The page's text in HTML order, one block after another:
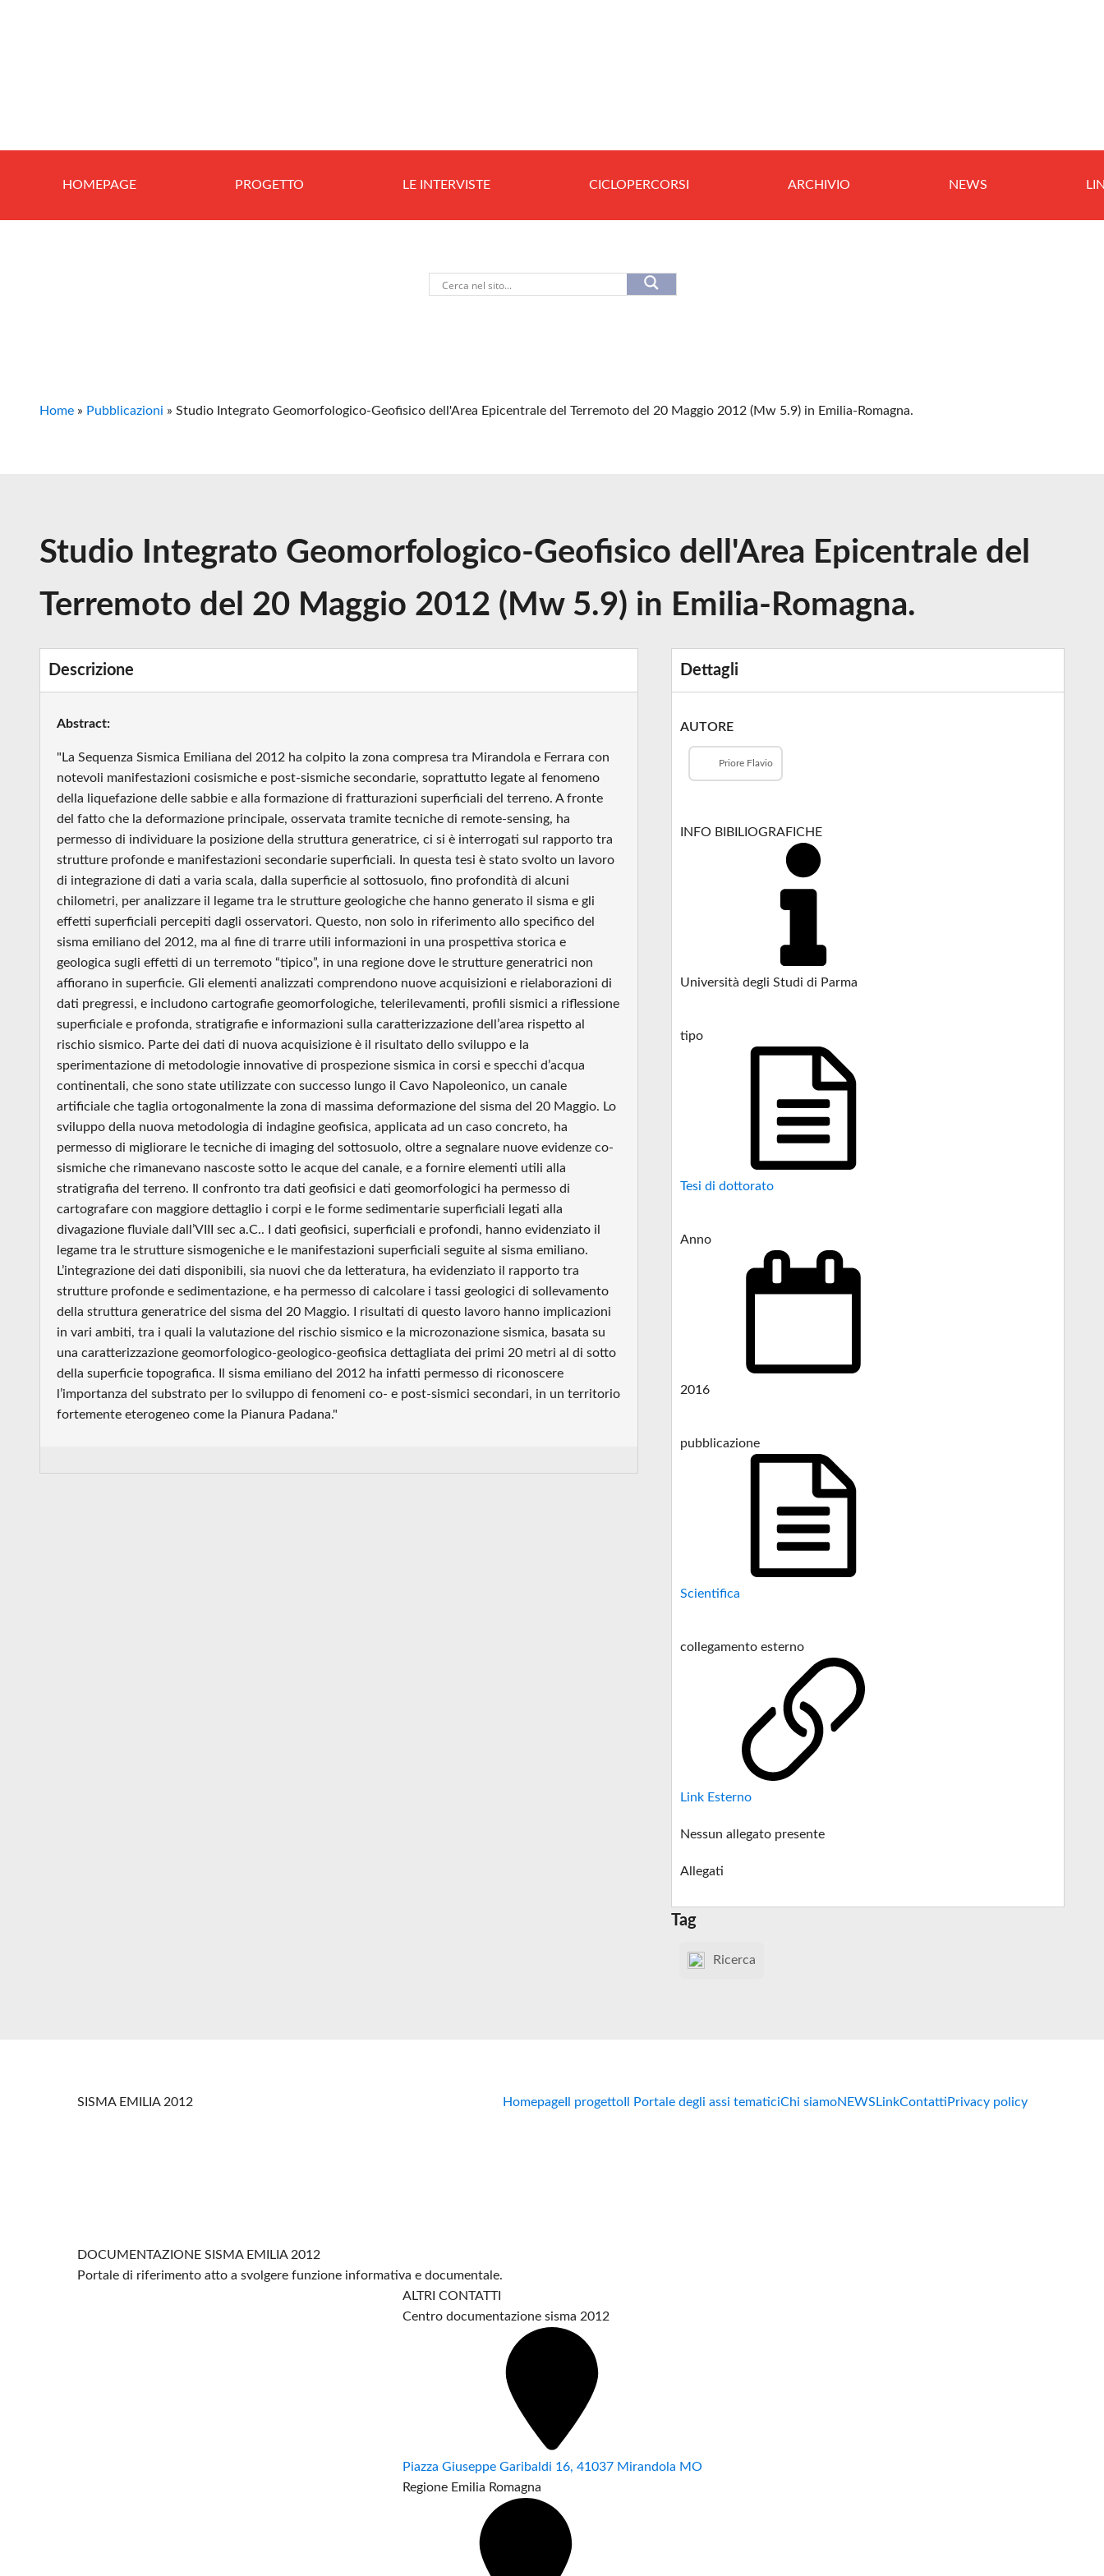
HOMEPAGE PROGETTO LE INTERVISTE CICLOPERCORSI ARCHIVIO NEWS
Home » Pubblicazioni » Studio Integrato Geomorfologico-Geofisico dell'Area Epicentrale del Terremoto del 20 Maggio 2012 (Mw 5.9) in Emilia-Romagna.
Studio Integrato Geomorfologico-Geofisico dell'Area Epicentrale del
Terremoto del 20 Maggio 2012 (Mw 5.9) in Emilia-Romagna.
Descrizione
Abstract:
"La Sequenza Sismica Emiliana del 2012 ha colpito la zona compresa tra Mirandola e Ferrara con
notevoli manifestazioni cosismiche e post-sismiche secondarie, soprattutto legate al fenomeno
della liquefazione delle sabbie e alla formazione di fratturazioni superficiali del terreno. A fronte
del fatto che la deformazione principale, osservata tramite tecniche di remote-sensing, ha
permesso di individuare la posizione della struttura generatrice, ci si è interrogati sul rapporto tra
strutture profonde e manifestazioni secondarie superficiali. In questa tesi è stato svolto un lavoro
di integrazione di dati a varia scala, dalla superficie al sottosuolo, fino profondità di alcuni
chilometri, per analizzare il legame tra le strutture geologiche che hanno generato il sisma e gli
effetti superficiali percepiti dagli osservatori. Questo, non solo in riferimento allo specifico del
sisma emiliano del 2012, ma al fine di trarre utili informazioni in una prospettiva storica e
geologica sugli effetti di un terremoto “tipico”, in una regione dove le strutture generatrici non
affiorano in superficie. Gli elementi analizzati comprendono nuove acquisizioni e rielaborazioni di
dati pregressi, e includono cartografie geomorfologiche, telerilevamenti, profili sismici a riflessione
superficiale e profonda, stratigrafie e informazioni sulla caratterizzazione dell’area rispetto al
rischio sismico. Parte dei dati di nuova acquisizione è il risultato dello sviluppo e la
sperimentazione di metodologie innovative di prospezione sismica in corsi e specchi d’acqua
continentali, che sono state utilizzate con successo lungo il Cavo Napoleonico, un canale
artificiale che taglia ortogonalmente la zona di massima deformazione del sisma del 20 Maggio. Lo
sviluppo della nuova metodologia di indagine geofisica, applicata ad un caso concreto, ha
permesso di migliorare le tecniche di imaging del sottosuolo, oltre a segnalare nuove evidenze co-
sismiche che rimanevano nascoste sotto le acque del canale, e a fornire elementi utili alla
stratigrafia del terreno. Il confronto tra dati geofisici e dati geomorfologici ha permesso di
cartografare con maggiore dettaglio i corpi e le forme sedimentarie superficiali legati alla
divagazione fluviale dall’VIII sec a.C.. I dati geofisici, superficiali e profondi, hanno evidenziato il
legame tra le strutture sismogeniche e le manifestazioni superficiali seguite al sisma emiliano.
L’integrazione dei dati disponibili, sia nuovi che da letteratura, ha evidenziato il rapporto tra
strutture profonde e sedimentazione, e ha permesso di calcolare i tassi geologici di sollevamento
della struttura generatrice del sisma del 20 Maggio. I risultati di questo lavoro hanno implicazioni
in vari ambiti, tra i quali la valutazione del rischio sismico e la microzonazione sismica, basata su
una caratterizzazione geomorfologico-geologico-geofisica dettagliata dei primi 20 metri al di sotto
della superficie topografica. Il sisma emiliano del 2012 ha infatti permesso di riconoscere
l’importanza del substrato per lo sviluppo di fenomeni co- e post-sismici secondari, in un territorio
fortemente eterogeneo come la Pianura Padana."
Dettagli
AUTORE
Priore Flavio
INFO BIBILIOGRAFICHE
Università degli Studi di Parma
tipo
Tesi di dottorato
Anno
2016
pubblicazione
Scientifica
collegamento esterno
Link Esterno
Nessun allegato presente
Allegati
Tag
Ricerca
SISMA EMILIA 2012
DOCUMENTAZIONE SISMA EMILIA 2012
Portale di riferimento atto a svolgere funzione informativa e documentale.
HomepageIl progettoIl Portale degli assi tematiciChi siamoNEWS LinkContatti Privacy policy
ALTRI CONTATTI
Centro documentazione sisma 2012
Piazza Giuseppe Garibaldi 16, 41037 Mirandola MO
Regione Emilia Romagna